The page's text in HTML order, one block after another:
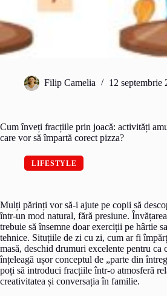
Filip Camelia 12 septembrie
Cum înveți fracțiile prin joacă: activități
care vor să împartă corect pizza?
LIFESTYLE
Mulți părinți vor să-i ajute pe copii să
într-un mod natural, fără presiune.
trebuie să însemne doar exerciții pe hârtie
tehnice. Situțiile de zi cu zi, cum ar fi
masă, deschid drumuri excelente pentru ca
înțeleagă ușor conceptul de „parte din
poți să introduci fracțiile într-o atmosferă
creativitatea și conversația în familie.